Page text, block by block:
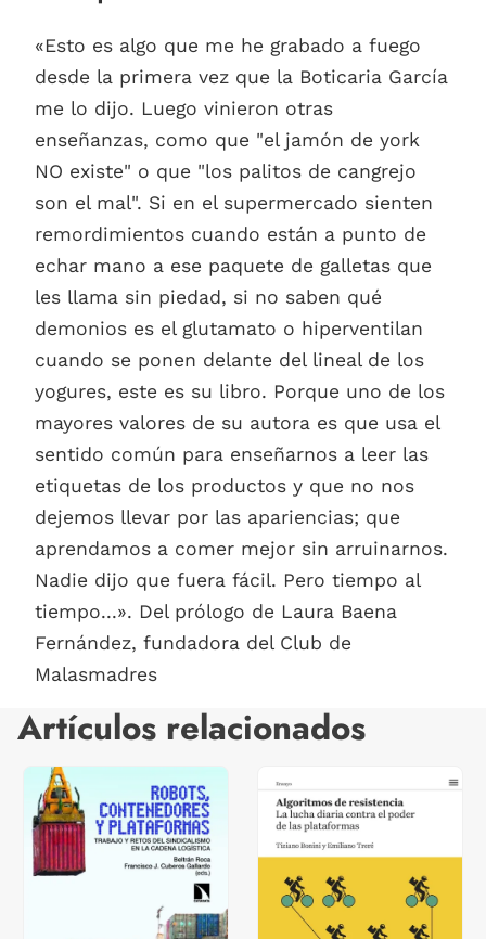
«Esto es algo que me he grabado a fuego
desde la primera vez que la Boticaria García
me lo dijo. Luego vinieron otras
enseñanzas, como que "el jamón de york
NO existe" o que "los palitos de cangrejo
son el mal". Si en el supermercado sienten
remordimientos cuando están a punto de
echar mano a ese paquete de galletas que
les llama sin piedad, si no saben qué
demonios es el glutamato o hiperventilan
cuando se ponen delante del lineal de los
yogures, este es su libro. Porque uno de los
mayores valores de su autora es que usa el
sentido común para enseñarnos a leer las
etiquetas de los productos y que no nos
dejemos llevar por las apariencias; que
aprendamos a comer mejor sin arruinarnos.
Nadie dijo que fuera fácil. Pero tiempo al
tiempo...». Del prólogo de Laura Baena
Fernández, fundadora del Club de
Malasmadres
Artículos relacionados